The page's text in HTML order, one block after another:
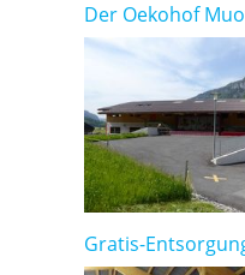
Der Oekohof
Gratis-